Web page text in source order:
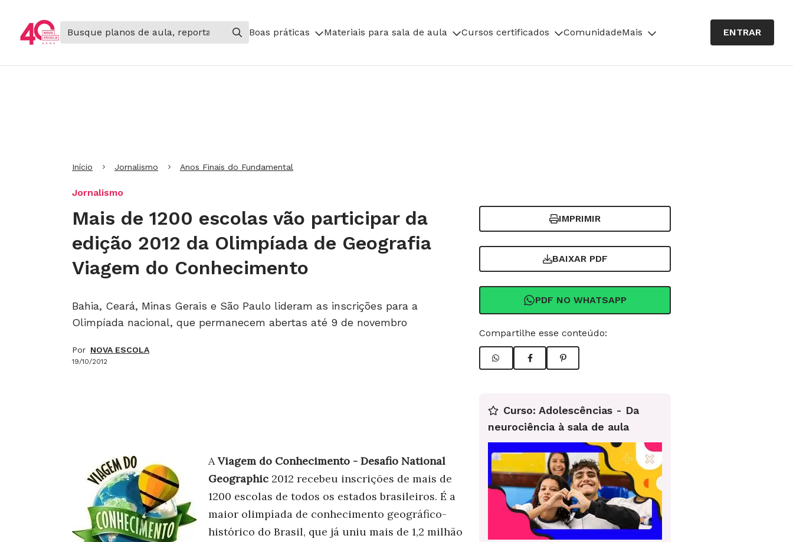
Boas práticas Materiais para sala de aula Cursos certificados ComunidadeMais ENTRAR
Início Jornalismo Anos Finais do Fundamental
Jornalismo
Mais de 1200 escolas vão participar da
edição 2012 da Olimpíada de Geografia
Viagem do Conhecimento
Bahia, Ceará, Minas Gerais e São Paulo lideram as inscrições para a
Olimpíada nacional, que permanecem abertas até 9 de novembro
Por NOVA ESCOLA
19/10/2012
IMPRIMIR
BAIXAR PDF
PDF NO WHATSAPP
Compartilhe esse conteúdo:
AViagem do Conhecimento - Desafio National
Geographic 2012 recebeu inscrições de mais de
1200 escolas de todos os estados brasileiros. É a
maior olimpíada de conhecimento geográfico-
histórico do Brasil, que já uniu mais de 1,2 milhão
Curso: Adolescências - Da
neurociência à sala de aula